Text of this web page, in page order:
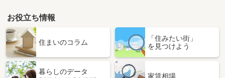
お役立ち情報
住まいのコラム
「住みたい街」
を見つけよう
暮らしのデータ
家賃相場